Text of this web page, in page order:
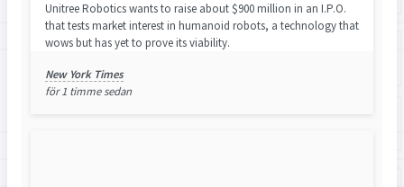
Unitree Robotics wants to raise about $900 million in an I.P.O.
that tests market interest in humanoid robots, a technology that
wows but has yet to prove its viability.
New York Times
för 1 timme sedan